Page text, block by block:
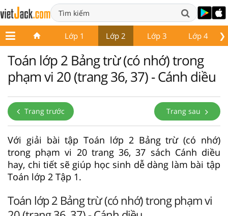
❯
Lớp 1 Lớp 2 Lớp 3 Lớp 4
Toán lớp 2 Bảng trừ (có nhớ) trong
phạm vi 20 (trang 36, 37) - Cánh diều
Trang trước Trang sau
Với giải bài tập Toán lớp 2 Bảng trừ (có nhớ)
trong phạm vi 20 trang 36, 37 sách Cánh diều
hay, chi tiết sẽ giúp học sinh dễ dàng làm bài tập
Toán lớp 2 Tập 1.
Toán lớp 2 Bảng trừ (có nhớ) trong phạm vi